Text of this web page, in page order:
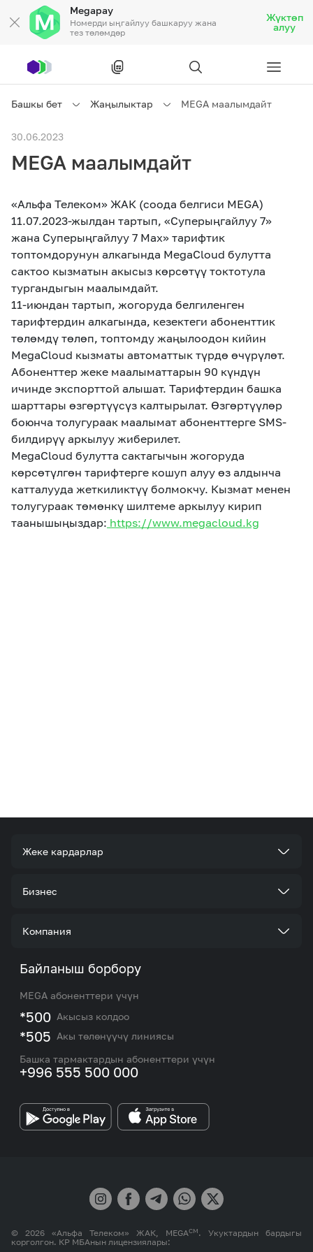
Megapay
Номерди ыңгайлуу башкаруу жана
тез төлөмдөр
Жүктөп
алуу
Жеке кардарларга
Ишкердик үчүн
Роуминг
Кызматтар
Кызматтар Көңүл ачуучу
Чалуулар жана
SMS
Номерди тандоо SIM жеткирүү
Компания
Жаңылыктар
Кызмат көрсөтүүлөр
Башкы бет Жаңылыктар MEGA маалымдайт
30.06.2023
MEGA маалымдайт
«Альфа Телеком» ЖАК (соода белгиси MEGA)
11.07.2023-жылдан тартып, «Суперыңгайлуу 7»
жана Суперыңгайлуу 7 Max» тарифтик
топтомдорунун алкагында MegaCloud булутта
сактоо кызматын акысыз көрсөтүү токтотула
тургандыгын маалымдайт.
11-июндан тартып, жогоруда белгиленген
тарифтердин алкагында, кезектеги абоненттик
төлөмдү төлөп, топтомду жаңылоодон кийин
MegaCloud кызматы автоматтык түрдө өчүрүлөт.
Абоненттер жеке маалыматтарын 90 күндүн
ичинде экспорттой алышат. Тарифтердин башка
шарттары өзгөртүүсүз калтырылат. Өзгөртүүлөр
боюнча толугураак маалымат абоненттерге SMS-
билдирүү аркылуу жиберилет.
MegaCloud булутта сактагычын жогоруда
көрсөтүлгөн тарифтерге кошуп алуу өз алдынча
катталууда жеткиликтүү болмокчу. Кызмат менен
толугураак төмөнкү шилтеме аркылуу кирип
таанышыңыздар: https://www.megacloud.kg
Жеке кардарлар
Тарифтер
Роуминг жана эл аралык чалуулар
eSIM
Номерди тандоо
Бизнес
Корпоративдик кардар болуңуз
M2M
Корпоративдик жана VIP кардарлар менен иштөө
боюнча бөлүмдүн кызматкерлеринин байланыш
маалыматтары.
Компания
Биз жөнүндө
Жаңылыктар
Тармакты камтуу картасы жана тейлөө борборлору
MEGAда иште
MEGA бренди
Байланыш борбору
MEGA абоненттери үчүн
*500 Акысыз колдоо
*505 Акы төлөнүүчү линиясы
Башка тармактардын абоненттери үчүн
+996 555 500 000
© 2026 «Альфа Телеком» ЖАК, MEGAСМ. Укуктардын бардыгы
корголгон. КР МБАнын лицензиялары: